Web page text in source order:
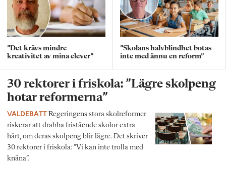
”Det krävs mindre
kreativitet av mina elever”
”Skolans halvblindhet botas
inte med ännu en reform”
30 rektorer i friskola: ”Lägre skolpeng
hotar reformerna”
VALDEBATT Regeringens stora skolreformer
riskerar att drabba fristående skolor extra
hårt, om deras skolpeng blir lägre. Det skriver
30 rektorer i friskola: ”Vi kan inte trolla med
knäna”.